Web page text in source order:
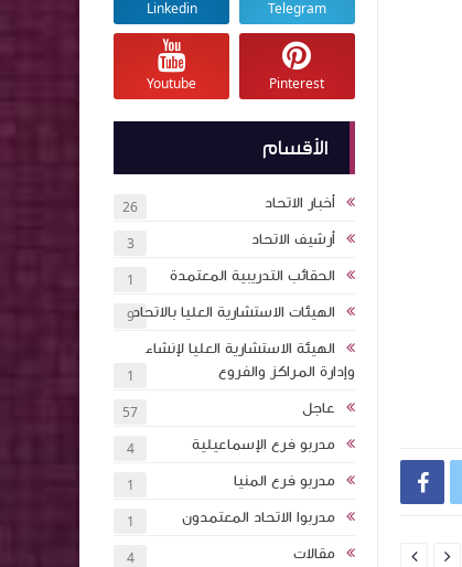



Telegram
Linkedin
Pinterest
Youtube
الأقسام
أخبار الاتحاد 26
أرشيف الاتحاد 3
الحقائب التدريبية المعتمدة 1
الهيئات الاستشارية العليا بالاتحاد9
الهيئة الاستشارية العليا لإنشاء
وإدارة المراكز والفروع
1
عاجل 57
مدربو فرع الإسماعيلية 4
مدربو فرع المنيا 1
مدربوا الاتحاد المعتمدون 1
مقالات 4